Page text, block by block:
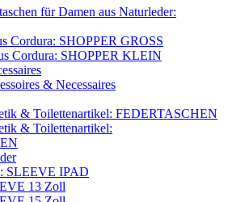
für Damen aus Naturleder:
Cordura: SHOPPER GROSS
Cordura: SHOPPER KLEIN
& Necessaires
& Toilettenartikel: FEDERTASCHEN
& Toilettenartikel:
SLEEVE IPAD
13 Zoll